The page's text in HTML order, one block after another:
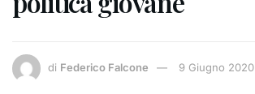
di Federico Falcone 9 Giugno 2020